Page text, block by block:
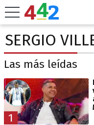
SERGIO
Las más leídas
1